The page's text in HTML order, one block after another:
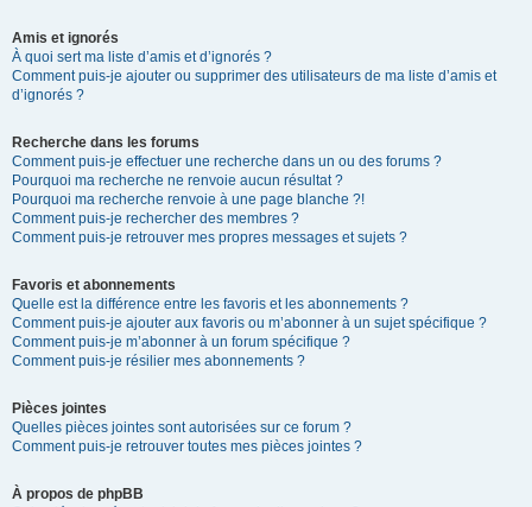
Amis et ignorés
À quoi sert ma liste d’amis et d’ignorés ?
Comment puis-je ajouter ou supprimer des utilisateurs de ma liste d’amis et
d’ignorés ?
Recherche dans les forums
Comment puis-je effectuer une recherche dans un ou des forums ?
Pourquoi ma recherche ne renvoie aucun résultat ?
Pourquoi ma recherche renvoie à une page blanche ?!
Comment puis-je rechercher des membres ?
Comment puis-je retrouver mes propres messages et sujets ?
Favoris et abonnements
Quelle est la différence entre les favoris et les abonnements ?
Comment puis-je ajouter aux favoris ou m’abonner à un sujet spécifique ?
Comment puis-je m’abonner à un forum spécifique ?
Comment puis-je résilier mes abonnements ?
Pièces jointes
Quelles pièces jointes sont autorisées sur ce forum ?
Comment puis-je retrouver toutes mes pièces jointes ?
À propos de phpBB